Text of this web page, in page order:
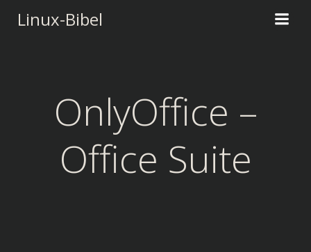
Linux-Bibel
OnlyOffice –
Office Suite